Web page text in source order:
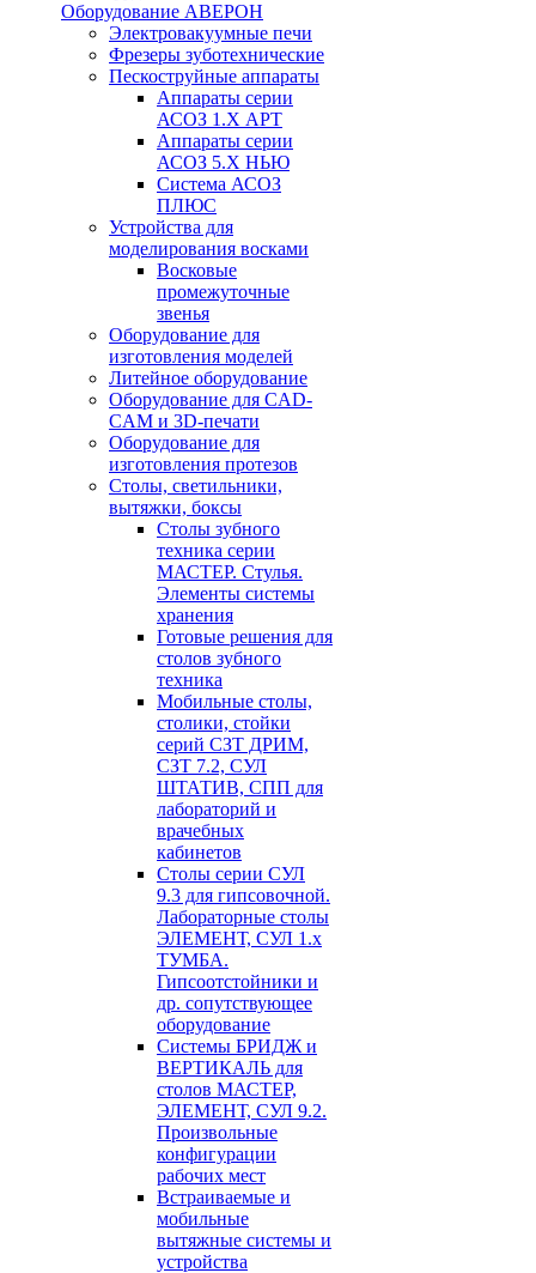
Оборудование АВЕРОН
Электровакуумные печи
Фрезеры зуботехнические
Пескоструйные аппараты
Аппараты серии
АСОЗ 1.Х АРТ
Аппараты серии
АСОЗ 5.Х НЬЮ
Система АСОЗ
ПЛЮС
Устройства для
моделирования восками
Восковые
промежуточные
звенья
Оборудование для
изготовления моделей
Литейное оборудование
Оборудование для CAD-
CAM и 3D-печати
Оборудование для
изготовления протезов
Cтолы, светильники,
вытяжки, боксы
Столы зубного
техника серии
МАСТЕР. Стулья.
Элементы системы
хранения
Готовые решения для
столов зубного
техника
Мобильные столы,
столики, стойки
серий СЗТ ДРИМ,
СЗТ 7.2, СУЛ
ШТАТИВ, СПП для
лабораторий и
врачебных
кабинетов
Столы серии СУЛ
9.3 для гипсовочной.
Лабораторные столы
ЭЛЕМЕНТ, СУЛ 1.х
ТУМБА.
Гипсоотстойники и
др. сопутствующее
оборудование
Системы БРИДЖ и
ВЕРТИКАЛЬ для
столов МАСТЕР,
ЭЛЕМЕНТ, СУЛ 9.2.
Произвольные
конфигурации
рабочих мест
Встраиваемые и
мобильные
вытяжные системы и
устройства